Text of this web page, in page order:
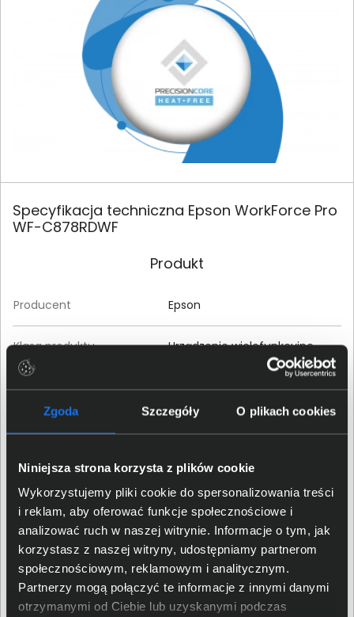
Zgoda Szczegóły O plikach cookies
Niniejsza strona korzysta z plików cookie
Wykorzystujemy pliki cookie do spersonalizowania treści
i reklam, aby oferować funkcje społecznościowe i
analizować ruch w naszej witrynie. Informacje o tym, jak
korzystasz z naszej witryny, udostępniamy partnerom
społecznościowym, reklamowym i analitycznym.
Partnerzy mogą połączyć te informacje z innymi danymi
otrzymanymi od Ciebie lub uzyskanymi podczas
Specyfikacja techniczna Epson WorkForce Pro
WF-C878RDWF
Produkt
Producent Epson
Klasa produktu Urządzenie wielofunkcyjne
Rodzina produktu WorkForce
Seria produktu
Model produktu WorkForce Pro WF-C878RDWF
EAN / GTIN-13 8715946672878
Przeznaczenie Biznes
Cykl pracy